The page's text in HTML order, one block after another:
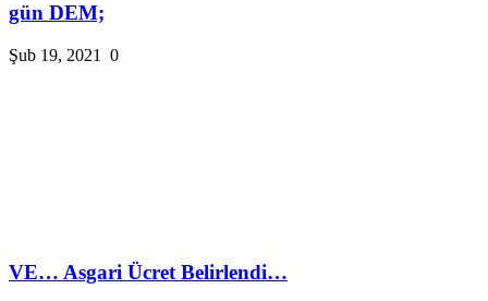
gün DEM;
Şub 19, 2021 0
VE… Asgari Ücret Belirlendi…